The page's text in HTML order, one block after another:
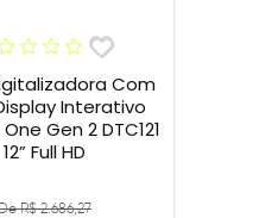
Com
Interativo
Gen 2 DTC121
12” Full HD
R$ 2.686,27